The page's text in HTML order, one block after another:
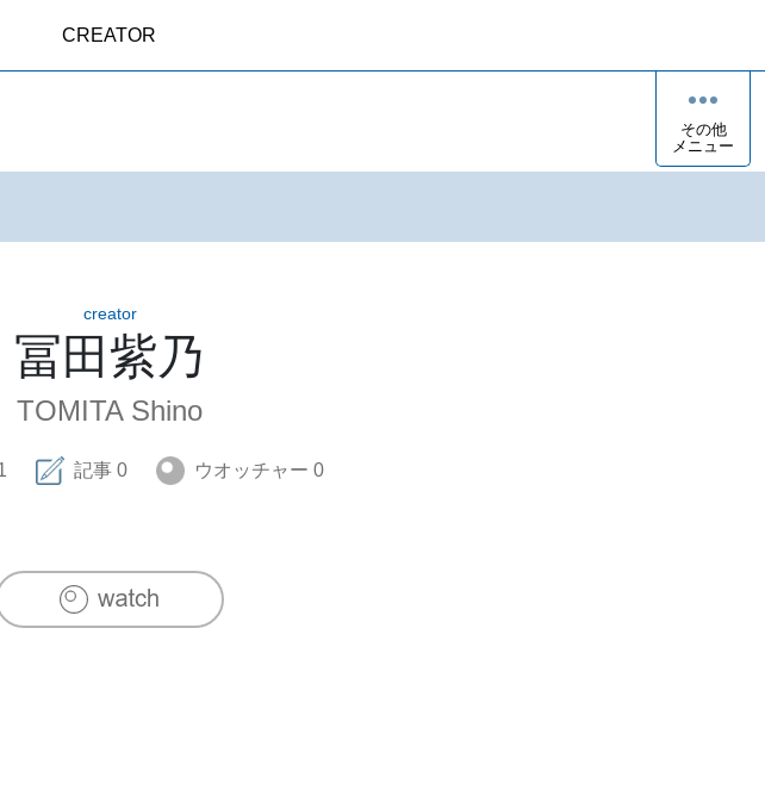
CREATOR
その他
メニュー
creator
冨田紫乃
TOMITA Shino
記事 0 ウオッチャー 0